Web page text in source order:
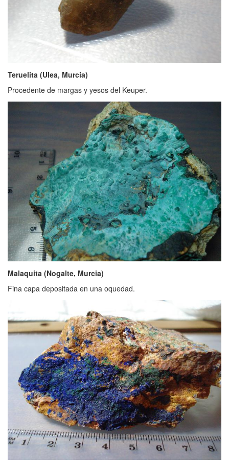
Teruelita (Ulea, Murcia)
Procedente de margas y yesos del Keuper.
Malaquita (Nogalte, Murcia)
Fina capa depositada en una oquedad.